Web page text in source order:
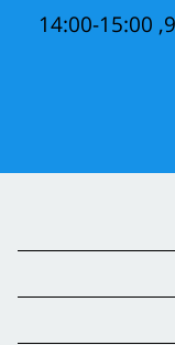
ימי קבלה: "א', ב', ד', ה' : 9:00-12:30, 14:00-15:00